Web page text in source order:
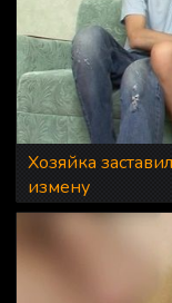
Хозяйка
измену